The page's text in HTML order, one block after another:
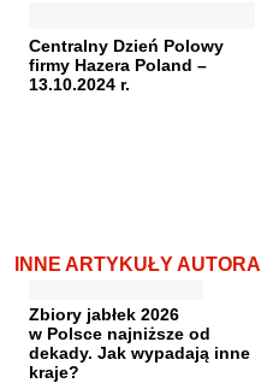
Centralny Dzień Polowy
firmy Hazera Poland –
13.10.2024 r.
INNE ARTYKUŁY AUTORA
Zbiory jabłek 2026
w Polsce najniższe od
dekady. Jak wypadają inne
kraje?